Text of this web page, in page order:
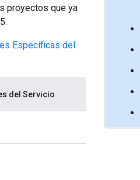
proyectos que ya
Específicas del
del Servicio